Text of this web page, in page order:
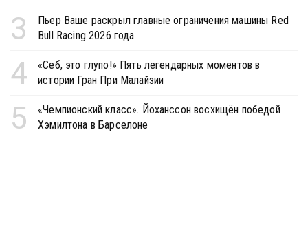
3
Пьер Ваше раскрыл главные ограничения машины Red
Bull Racing 2026 года
4
«Себ, это глупо!» Пять легендарных моментов в
истории Гран При Малайзии
5
«Чемпионский класс». Йоханссон восхищён победой
Хэмилтона в Барселоне